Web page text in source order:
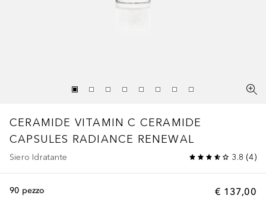
CERAMIDE VITAMIN C CERAMIDE
CAPSULES RADIANCE RENEWAL
Siero Idratante 3.8 (4)
€ 137,00
90 pezzo